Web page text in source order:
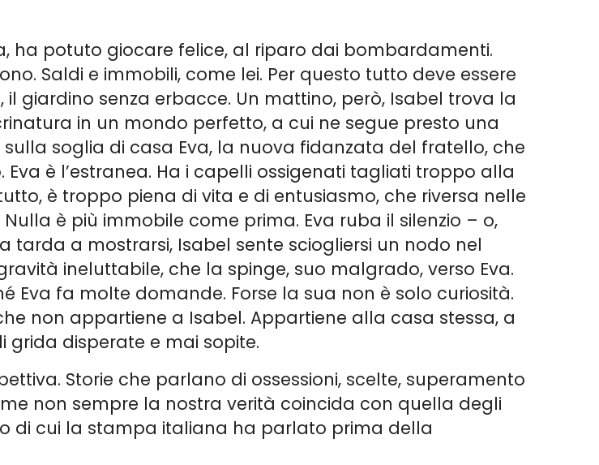
ha potuto giocare felice, al riparo dai bombardamenti.
Saldi e immobili, come lei. Per questo tutto deve essere
giardino senza erbacce. Un mattino, però, Isabel trova la
in un mondo perfetto, a cui ne segue presto una
soglia di casa Eva, la nuova fidanzata del fratello, che
è l’estranea. Ha i capelli ossigenati tagliati troppo alla
è troppo piena di vita e di entusiasmo, che riversa nelle
è più immobile come prima. Eva ruba il silenzio – o,
tarda a mostrarsi, Isabel sente sciogliersi un nodo nel
ineluttabile, che la spinge, suo malgrado, verso Eva.
Eva fa molte domande. Forse la sua non è solo curiosità.
non appartiene a Isabel. Appartiene alla casa stessa, a
grida disperate e mai sopite.
Storie che parlano di ossessioni, scelte, superamento
non sempre la nostra verità coincida con quella degli
di cui la stampa italiana ha parlato prima della